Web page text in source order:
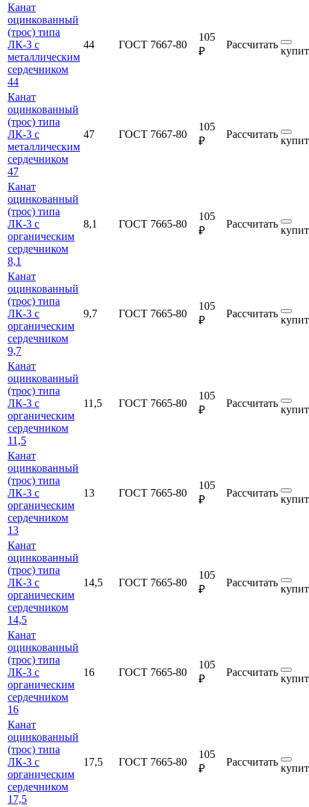
Канат
оцинкованный
(трос) типа
ЛК-3 с
металлическим
сердечником
44
44 ГОСТ 7667-80
105
₽
Рассчитать
Канат
оцинкованный
(трос) типа
ЛК-3 с
металлическим
сердечником
47
47 ГОСТ 7667-80
105
₽
Рассчитать
Канат
оцинкованный
(трос) типа
ЛК-3 с
органическим
сердечником
8,1
8,1 ГОСТ 7665-80
105
₽
Рассчитать
Канат
оцинкованный
(трос) типа
ЛК-3 с
органическим
сердечником
9,7
9,7 ГОСТ 7665-80
105
₽
Рассчитать
Канат
оцинкованный
(трос) типа
ЛК-3 с
органическим
сердечником
11,5
11,5 ГОСТ 7665-80
105
₽
Рассчитать
Канат
оцинкованный
(трос) типа
ЛК-3 с
органическим
сердечником
13
13 ГОСТ 7665-80
105
₽
Рассчитать
Канат
оцинкованный
(трос) типа
ЛК-3 с
органическим
сердечником
14,5
14,5 ГОСТ 7665-80
105
₽
Рассчитать
Канат
оцинкованный
(трос) типа
ЛК-3 с
органическим
сердечником
16
16 ГОСТ 7665-80
105
₽
Рассчитать
Канат
оцинкованный
(трос) типа
ЛК-3 с
органическим
сердечником
17,5
17,5 ГОСТ 7665-80
105
₽
Рассчитать